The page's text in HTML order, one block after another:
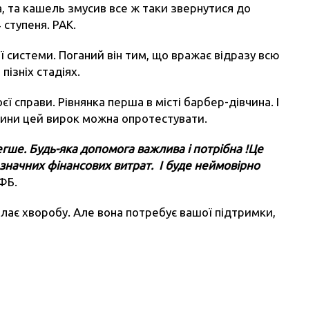
кашель змусив все ж таки звернутися до
РАК.
Поганий він тим, що вражає відразу всю
стадіях.
справи. Рівнянка перша в місті барбер-дівчина. І
цей вирок можна опротестувати.
Будь-яка допомога важлива і потрібна !Це
фінансових витрат. І буде неймовірно
хворобу. Але вона потребує вашої підтримки,